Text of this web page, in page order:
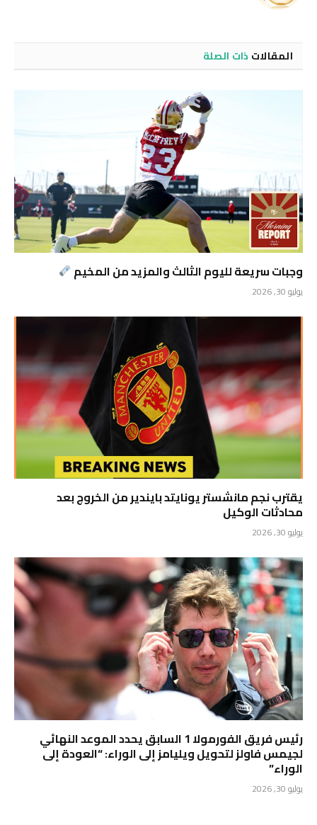
المقالات ذات الصلة
وجبات سريعة لليوم الثالث والمزيد من المخيم
يوليو 30, 2026
يقترب نجم مانشستر يونايتد بايندير من الخروج بعد
محادثات الوكيل
يوليو 30, 2026
رئيس فريق الفورمولا 1 السابق يحدد الموعد النهائي
لجيمس فاولز لتحويل ويليامز إلى الوراء: “العودة إلى
الوراء”
يوليو 30, 2026